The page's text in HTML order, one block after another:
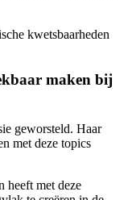
kwetsbaarheden
maken bij
geworsteld. Haar
met deze topics
heeft met deze